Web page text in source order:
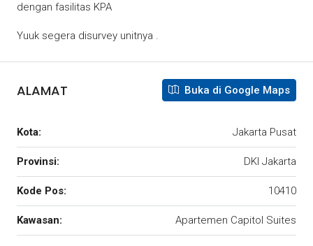
dengan fasilitas KPA
Yuuk segera disurvey unitnya .
ALAMAT Buka di Google Maps
Kota: Jakarta Pusat
Provinsi: DKI Jakarta
Kode Pos: 10410
Kawasan: Apartemen Capitol Suites